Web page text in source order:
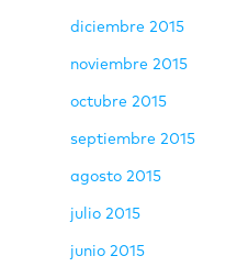
diciembre 2015
noviembre 2015
octubre 2015
septiembre 2015
agosto 2015
julio 2015
junio 2015